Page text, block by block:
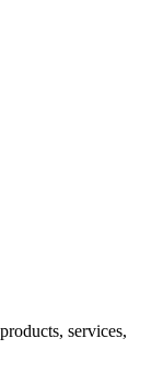
services,